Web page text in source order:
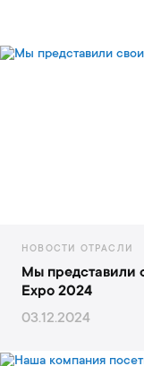
НОВОСТИ ОТРАСЛИ
Мы представили
Expo 2024
03.12.2024